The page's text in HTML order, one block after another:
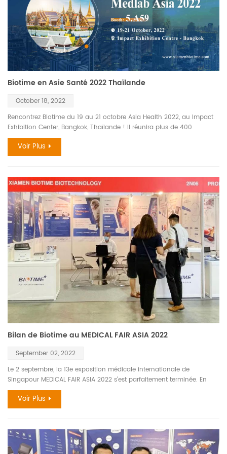
chimiluminescence CLI-100, CLI-1600 sera également dévoilée.
Bienvenue à venir visiter le stand Biotime #2.B51.
Biotime en Asie Santé 2022 Thaïlande
October 18, 2022
Rencontrez Biotime du 19 au 21 octobre Asia Health 2022, au Impact
Exhibition Center, Bangkok, Thaïlande ! Il réunira plus de 400
exposants, 2 000 experts et universitaires et 40 000 visiteurs
professionnels de toute la région de l'ASEAN. Principalement, il y aura
des écrans d'analyseurs d'immunoessais fluorescents avec différents
sang et l'urine humains. Ainsi qu'une nouvelle gamme d'analyseurs
d'immunoanalyse par chimiluminescence fera également ses débuts.
Voir Plus
Bilan de Biotime au MEDICAL FAIR ASIA 2022
September 02, 2022
Le 2 septembre, la 13e exposition médicale internationale de
Singapour MEDICAL FAIR ASIA 2022 s'est parfaitement terminée. En
tant que l'une des expositions médicales professionnelles les plus
connues d'Asie, elle a attiré des milliers d'experts et d'universitaires de
l'industrie médicale du monde entier. Dans cette exposition, six séries
merveilleuse apparition, notamment l'immunofluorescence, la
chimioluminescence, l'électrochimie, le test rapide, la
chromatographie liquide haute performance et le diagnostic
Voir Plus